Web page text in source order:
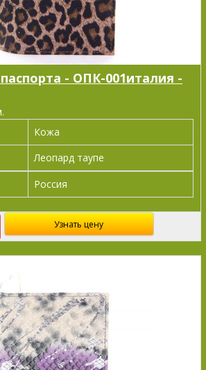
- ОПК-001италия -
Кожа
Леопард таупе
Россия
Узнать цену